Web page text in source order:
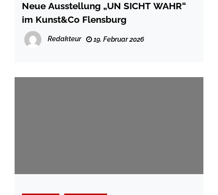
Neue Ausstellung „UN SICHT WAHR“
im Kunst&Co Flensburg
Redakteur 19. Februar 2026